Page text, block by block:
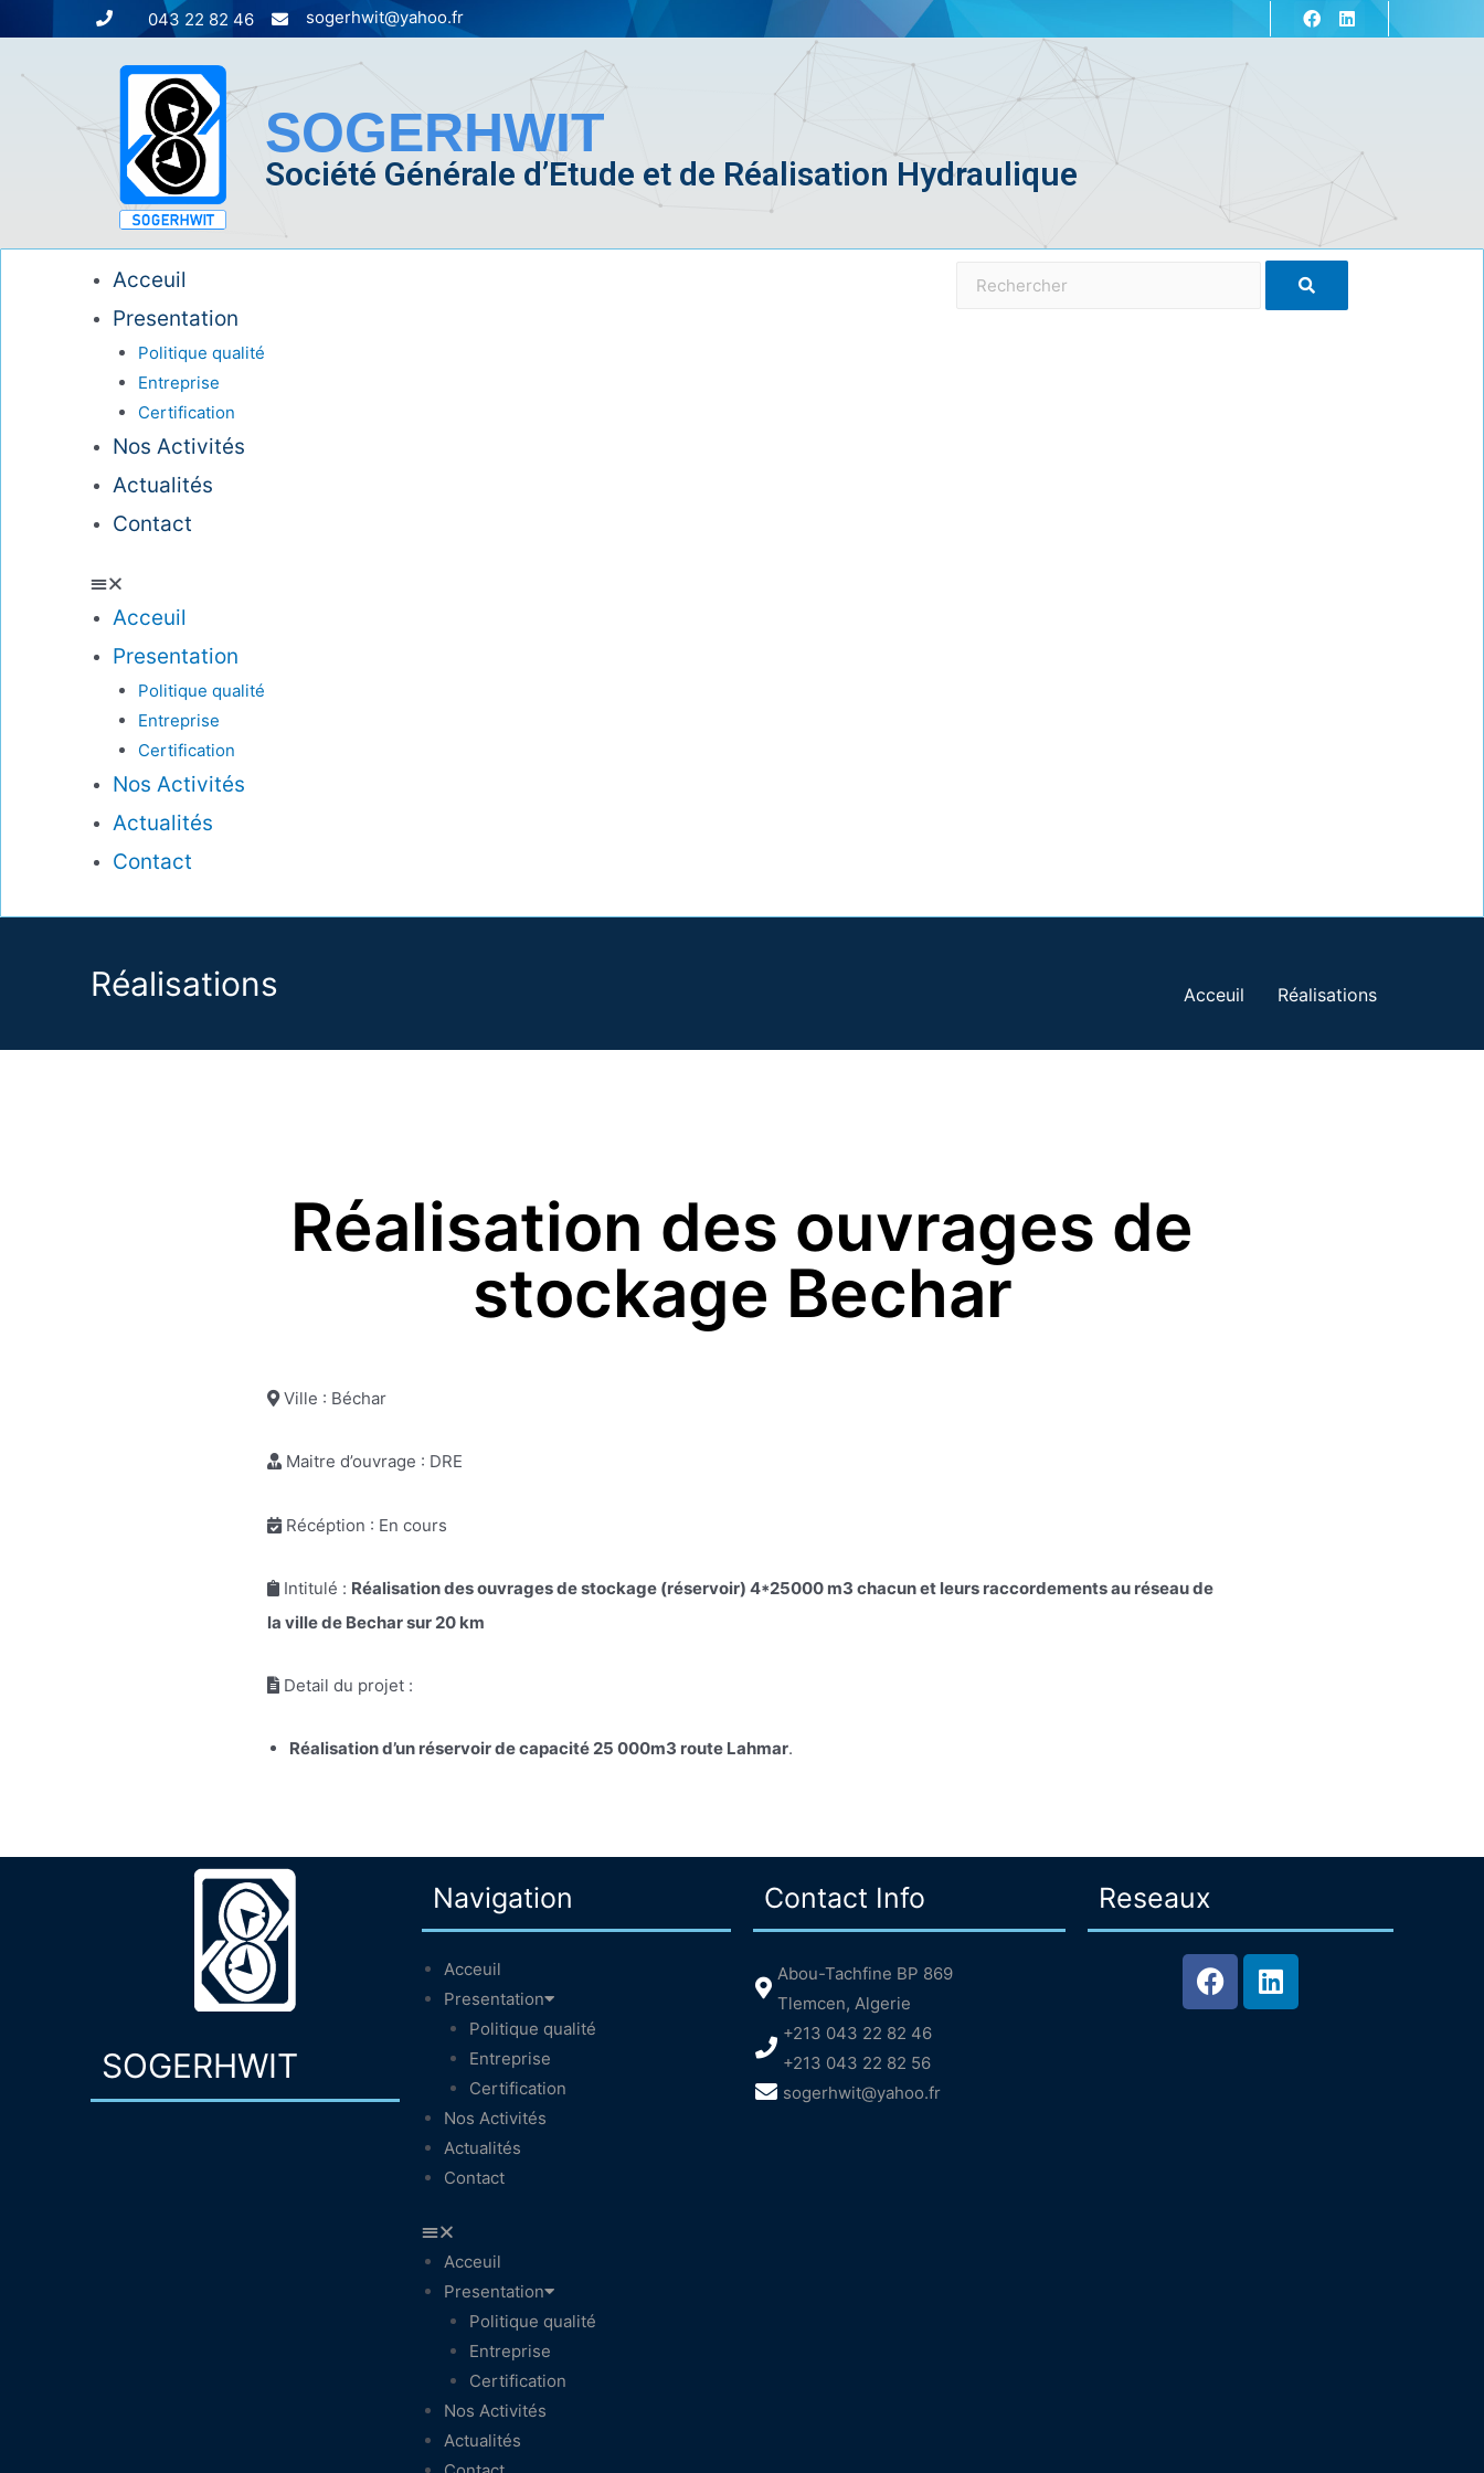
sogerhwit@yahoo.fr
043 22 82 46
SOGERHWIT
Société Générale d’Etude et de Réalisation Hydraulique
Acceuil
Presentation
Politique qualité
Entreprise
Certification
Nos Activités
Actualités
Contact
Acceuil
Presentation
Politique qualité
Entreprise
Certification
Nos Activités
Actualités
Contact
Réalisations Acceuil Réalisations
Réalisation des ouvrages de
stockage Bechar
Ville : Béchar
Maitre d’ouvrage : DRE
Récéption : En cours
Intitulé : Réalisation des ouvrages de stockage (réservoir) 4*25000 m3 chacun et leurs raccordements au réseau de
la ville de Bechar sur 20 km
Detail du projet :
Réalisation d’un réservoir de capacité 25 000m3 route Lahmar.
SOGERHWIT
Navigation
Acceuil
Presentation
Politique qualité
Entreprise
Certification
Nos Activités
Actualités
Contact
Acceuil
Presentation
Politique qualité
Entreprise
Certification
Nos Activités
Actualités
Contact Info
Abou-Tachfine BP 869
Tlemcen, Algerie
+213 043 22 82 46
+213 043 22 82 56
sogerhwit@yahoo.fr
Reseaux